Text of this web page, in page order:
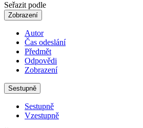
Seřazit podle
Zobrazení
Autor
Čas odeslání
Předmět
Odpovědi
Zobrazení
Sestupně
Sestupně
Vzestupně